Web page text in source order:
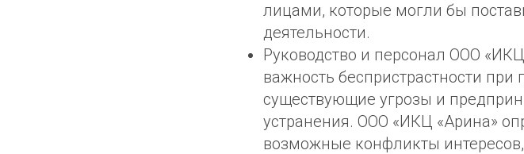
лицами, которые могли бы
деятельности.
Руководство и персонал ООО
важность беспристрастности при
существующие угрозы и
устранения. ООО «ИКЦ «Арина»
возможные конфликты